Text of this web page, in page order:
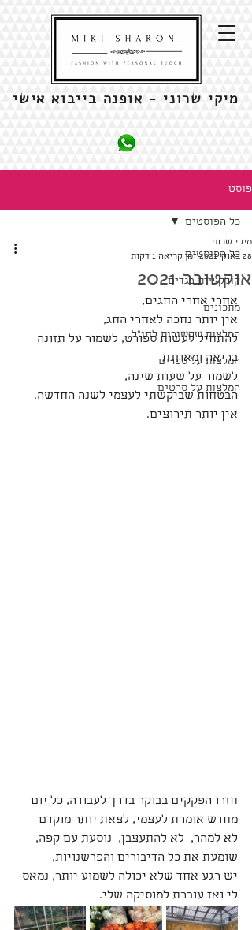
מיקי שרוני - אופנה בייבוא אישי
פוסט
כל הפוסטים
קולקציית בגדים
מתכונים
המלצות שקשורות לחו"ל
המלצות על ספרים
המלצות על סרטים
כל הפוסטים
אוקטובר 2021
מיקי שרוני
28 באוק׳ 2021
זמן קריאה 1 דקות
אחרי אחרי החגים,
אין יותר נחכה לאחרי החג,
להתחיל לעשות ספורט, לשמור על תזונה
בריאה ומאוזנת
לשמור על שעות שינה,
הבטחות שביקשתי לעצמי לשנה החדשה.
אין יותר תירוצים.
חזרו הפקקים בבוקר בדרך לעבודה, כל יום
מחדש אומרת לעצמי, לצאת יותר מוקדם
לא למהר,  לא להתעצבן,  נוסעת עם קפה,
שומעת את כל הדיבורים והפרשנויות,
יש רגע אחד שלא יכולה לשמוע יותר, נמאס
לי ואז עוברת למוסיקה שלי.